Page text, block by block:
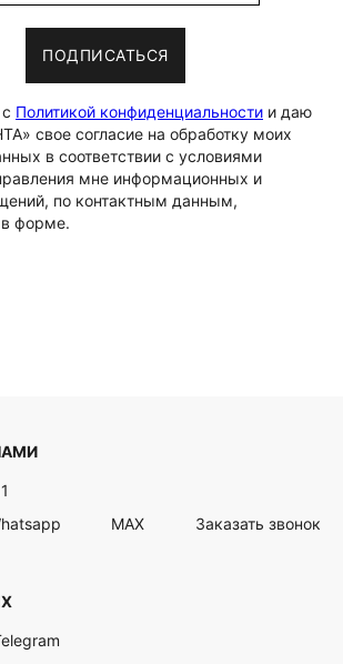
ПОДПИСАТЬСЯ
Политикой конфиденциальности и даю
свое согласие на обработку моих
в соответствии с условиями
мне информационных и
по контактным данным,
форме.
MAX Заказать звонок